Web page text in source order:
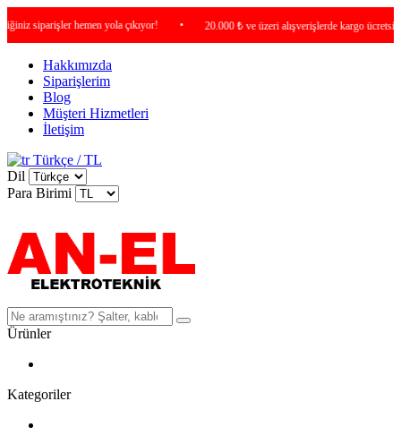
hemen yola çıkıyor! • 20.000 ₺ ve üzeri alışverişlerde kargo ücretsiz !
Hakkımızda
Siparişlerim
Blog
Müşteri Hizmetleri
İletişim
Türkçe / TL
Dil
Para Birimi
Ürünler
Kategoriler